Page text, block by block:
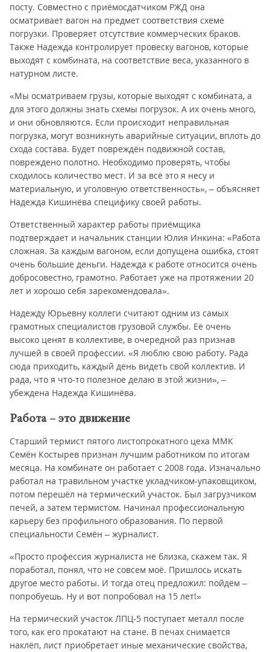
посту. Совместно с приёмосдатчиком РЖД она
осматривает вагон на предмет соответствия схеме
погрузки. Проверяет отсутствие коммерческих браков.
Также Надежда контролирует провеску вагонов, которые
выходят с комбината, на соответствие веса, указанного в
натурном листе.
«Мы осматриваем грузы, которые выходят с комбината, а
для этого должны знать схемы погрузок. А их очень много,
и они обновляются. Если происходит неправильная
погрузка, могут возникнуть аварийные ситуации, вплоть до
схода состава. Будет повреждён подвижной состав,
повреждено полотно. Необходимо проверять, чтобы
сходилось количество мест. И за всё это я несу и
материальную, и уголовную ответственность», – объясняет
Надежда Кишинёва специфику своей работы.
Ответственный характер работы приёмщика
подтверждает и начальник станции Юлия Инкина: «Работа
сложная. За каждым вагоном, если допущена ошибка, стоят
очень большие деньги. Надежда к работе относится очень
добросовестно, грамотно. Работает уже на протяжении 20
лет и хорошо себя зарекомендовала».
Надежду Юрьевну коллеги считают одним из самых
грамотных специалистов грузовой службы. Её очень
высоко ценят в коллективе, в очередной раз признав
лучшей в своей профессии. «Я люблю свою работу. Рада
сюда приходить, каждый день видеть свой коллектив. И
рада, что я что-то полезное делаю в этой жизни», –
убеждена Надежда Кишинёва.
Работа – это движение
Старший термист пятого листопрокатного цеха ММК
Семён Костырев признан лучшим работником по итогам
месяца. На комбинате он работает с 2008 года. Изначально
работал на травильном участке укладчиком-упаковщиком,
потом перешёл на термический участок. Был загрузчиком
печей, а затем термистом. Начинал профессиональную
карьеру без профильного образования. По первой
специальности Семён – журналист.
«Просто профессия журналиста не близка, скажем так. Я
поработал, понял, что не совсем моё. Пришлось искать
другое место работы. И тогда отец предложил: пойдём –
попробуешь. Ну и вот попробовал на 15 лет!»
На термический участок ЛПЦ-5 поступает металл после
того, как его прокатают на стане. В печах снимается
наклёп, лист приобретает иные механические свойства,